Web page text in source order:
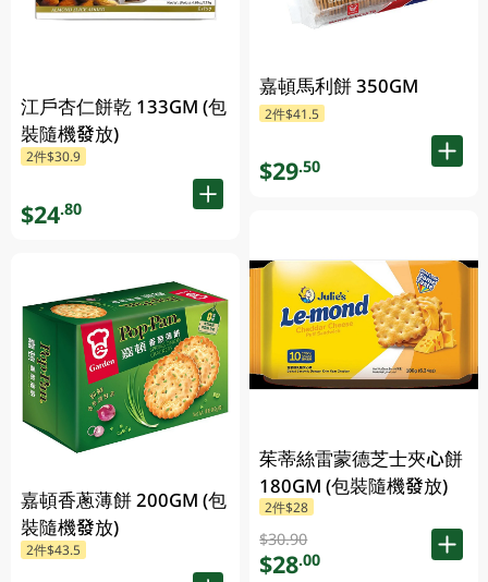
江戶杏仁餅乾 133GM (包
裝隨機發放)
2件$30.9
$24.80
嘉頓香蔥薄餅 200GM (包
裝隨機發放)
2件$43.5
嘉頓馬利餅 350GM
2件$41.5
$29.50
茱蒂絲雷蒙德芝士夾心餅
180GM (包裝隨機發放)
2件$28
$30.90
$28.00